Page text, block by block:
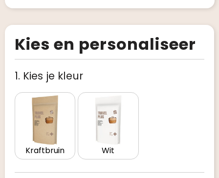
Kies en personaliseer
1. Kies je kleur
Kraftbruin Wit